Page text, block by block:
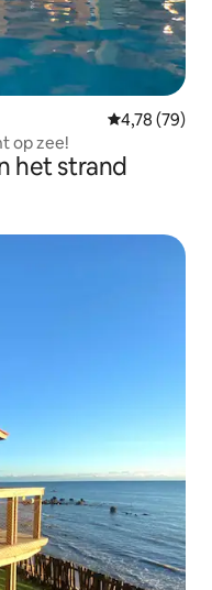
Gemiddelde
4,78 (79)
op zee!
het strand